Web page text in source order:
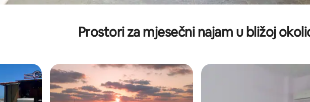
Prostori za mjesečni najam u bližoj